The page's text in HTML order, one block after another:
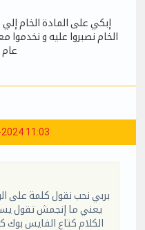
إبكي على المادة الخام
الخام نصبروا عليه و
11:03
بربي نحب نقول كلمة على
يعني ما إنجمش تقول
الكلام كتاع الفايس بوك